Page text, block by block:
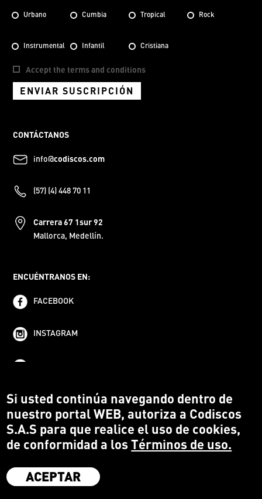
Urbano Cumbia Tropical Rock
Instrumental Infantil Cristiana
Accept the terms and conditions
ENVIAR SUSCRIPCIÓN
CONTÁCTANOS
info@codiscos.com
(57) (4) 448 70 11
Carrera 67 1sur 92
Mallorca, Medellín.
ENCUÉNTRANOS EN:
FACEBOOK
INSTAGRAM
Codiscos S.A.S
Si usted continúa navegando dentro de
nuestro portal WEB, autoriza a Codiscos
S.A.S para que realice el uso de cookies,
de conformidad a losTérminos de uso.
ACEPTAR